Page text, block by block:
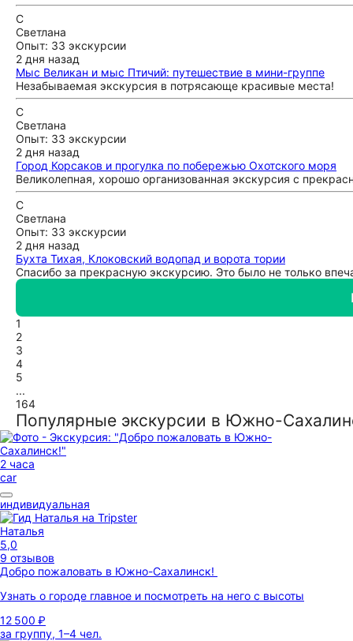
С
Светлана
Опыт: 33 экскурсии
2 дня назад
Мыс Великан и мыс Птичий: путешествие в мини-группе
Незабываемая экскурсия в потрясающе красивые места!
С
Светлана
Опыт: 33 экскурсии
2 дня назад
Город Корсаков и прогулка по побережью Охотского моря
Великолепная, хорошо организованная экскурсия с
С
Светлана
Опыт: 33 экскурсии
2 дня назад
Бухта Тихая, Клоковский водопад и ворота тории
Спасибо за прекрасную экскурсию. Это было не только
1
2
3
4
5
...
164
Популярные экскурсии в Южно-
2 часа
car
индивидуальная
Наталья
5,0
9 отзывов
Добро пожаловать в Южно-Сахалинск!
Узнать о городе главное и посмотреть на него с высоты
12 500 ₽
за группу, 1–4 чел.